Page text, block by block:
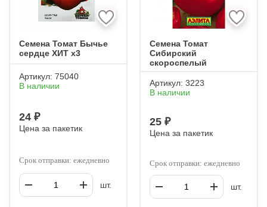
Семена Томат Бычье
сердце ХИТ х3
Артикул: 75040
В наличии
24 ₽
Цена за пакетик
Срок отправки: ежедневно
шт.
Семена Томат
Сибирский
скороспелый
Артикул: 3223
В наличии
25 ₽
Цена за пакетик
Срок отправки: ежедневно
шт.